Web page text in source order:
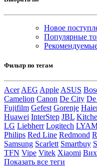
Новое
Популярные
Фильтр по тегам
Acer AEG Apple ASUS
Camelion Canon De City
Fujifilm Gefest Gorenje
Huawei InterStep JBL
LG Liebherr Logitech
Philips Red Line Redmond
Samsung Scarlett Smartbuy
TFN Vipe Vitek Xiaomi
Показать все теги